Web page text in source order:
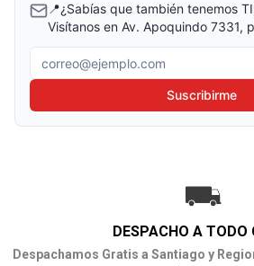
📍¿Sabías que también tenemos
Visítanos en Av. Apoquindo 7331,
Correo electrónico
Suscribirme
DESPACHO A TODO
Despachamos Gratis a Santiago y